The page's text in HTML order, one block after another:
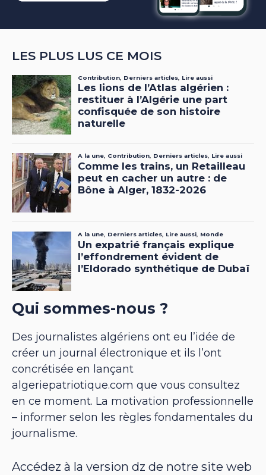
LES PLUS LUS CE MOIS
Qui sommes-nous ?
Des journalistes algériens ont eu l’idée de
créer un journal électronique et ils l’ont
concrétisée en lançant
algeriepatriotique.com que vous consultez
en ce moment. La motivation professionnelle
– informer selon les règles fondamentales du
journalisme.
Accédez à la version dz de notre site web